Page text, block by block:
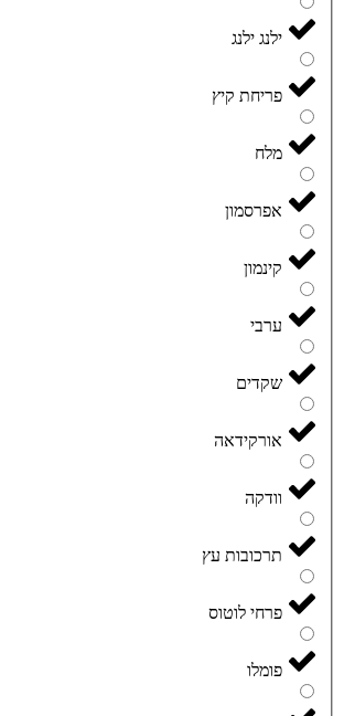
ילנג ילנג
פריחת קיץ
מלח
אפרסמון
קינמון
ערבי
שקדים
אורקידאה
וודקה
תרכובות עץ
פרחי לוטוס
פומלו